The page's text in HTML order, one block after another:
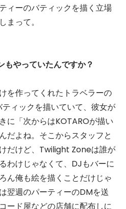
ィーのバティックを描く立場
まって。
やっていたんですか？
を作ってくれたトラベラーの
ィックを描いていて、彼女が
に「次からはKOTAROが描い
だよね。そこからスタッフと
だけど、Twilight Zoneは誰が
わけじゃなくて、DJもバーに
ん俺も絵を描くことだけじゃ
翌週のパーティーのDMを送
ード屋などの店舗に配布しに